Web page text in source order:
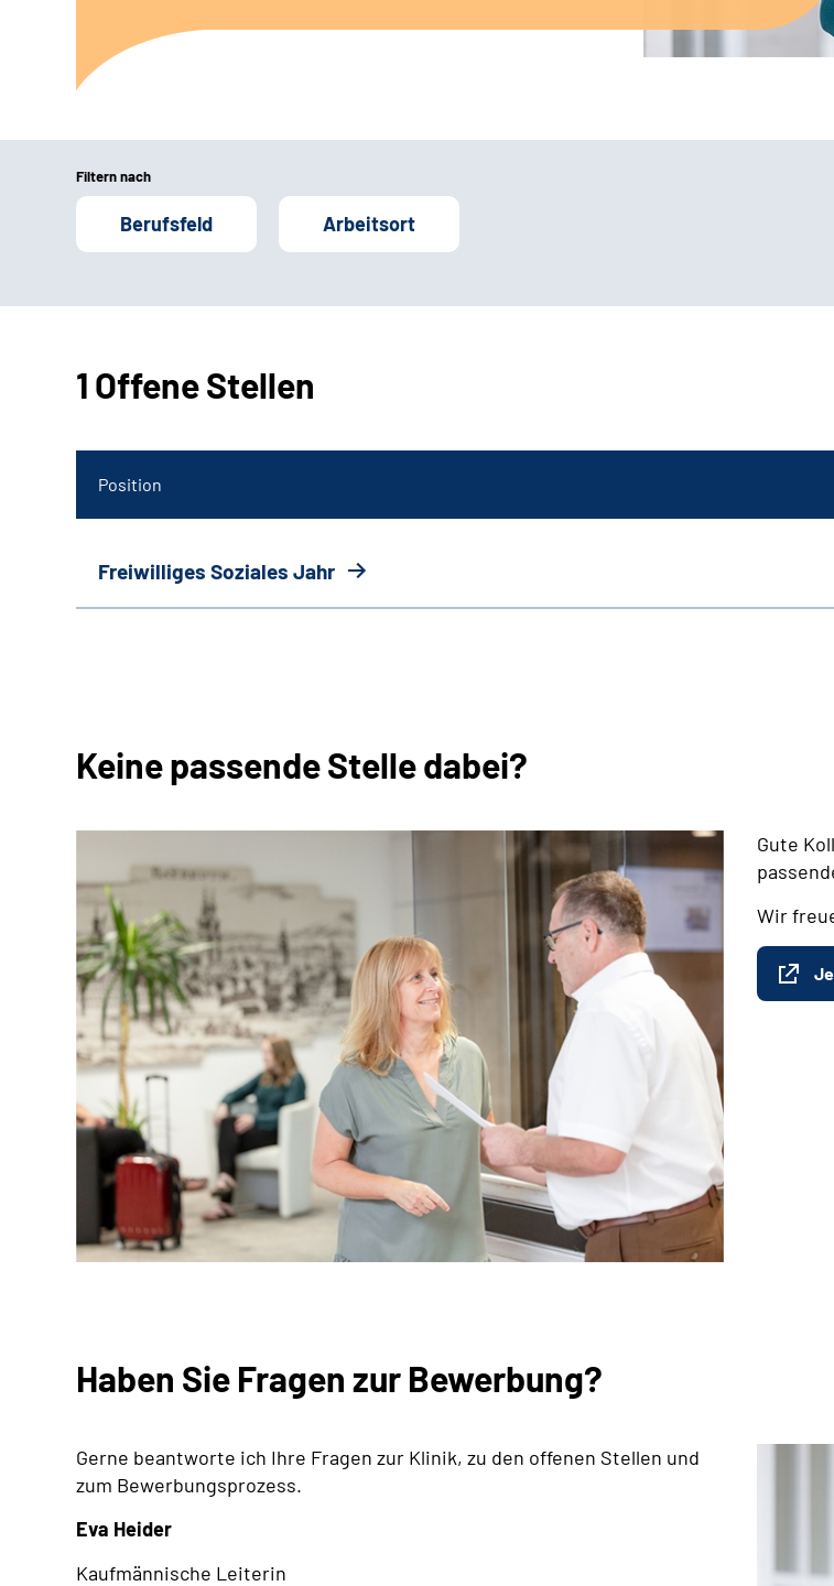
Filtern nach
Berufsfeld Arbeitsort
1 Offene Stellen
Position
Freiwilliges Soziales Jahr
Keine passende Stelle dabei?
Gute
Wir
Haben Sie Fragen zur Bewerbung?
Gerne beantworte ich Ihre Fragen zur Klinik, zu den offenen Stellen und
zum Bewerbungsprozess.
Eva Heider
Kaufmännische Leiterin